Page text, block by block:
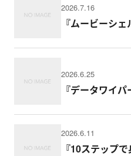
2026.7.16
『ムービーシ
2026.6.25
『データワイ
2026.6.11
『10ステップ